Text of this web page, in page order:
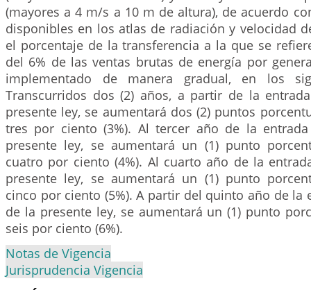
(mayores a 4 m/s a 10 m de altura), de acuerdo
disponibles en los atlas de radiación y velocidad
el porcentaje de la transferencia a la que se
del 6% de las ventas brutas de energía por
implementado de manera gradual, en los
Transcurridos dos (2) años, a partir de la
presente ley, se aumentará dos (2) puntos
tres por ciento (3%). Al tercer año de la
presente ley, se aumentará un (1) punto
cuatro por ciento (4%). Al cuarto año de la
presente ley, se aumentará un (1) punto
cinco por ciento (5%). A partir del quinto año de la
de la presente ley, se aumentará un (1) punto
seis por ciento (6%).
Notas de Vigencia
Jurisprudencia Vigencia